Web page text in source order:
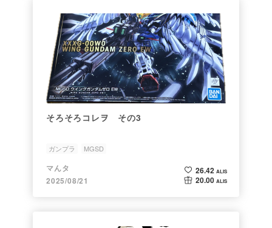
そろそろコレヲ その3
ガンプラ MGSD
マんタ
2025/08/21
26.42 ALIS
20.00 ALIS